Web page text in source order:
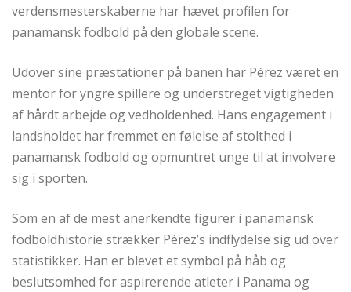
verdensmesterskaberne har hævet profilen for
panamansk fodbold på den globale scene.
Udover sine præstationer på banen har Pérez været en
mentor for yngre spillere og understreget vigtigheden
af hårdt arbejde og vedholdenhed. Hans engagement i
landsholdet har fremmet en følelse af stolthed i
panamansk fodbold og opmuntret unge til at involvere
sig i sporten.
Som en af de mest anerkendte figurer i panamansk
fodboldhistorie strækker Pérez’s indflydelse sig ud over
statistikker. Han er blevet et symbol på håb og
beslutsomhed for aspirerende atleter i Panama og